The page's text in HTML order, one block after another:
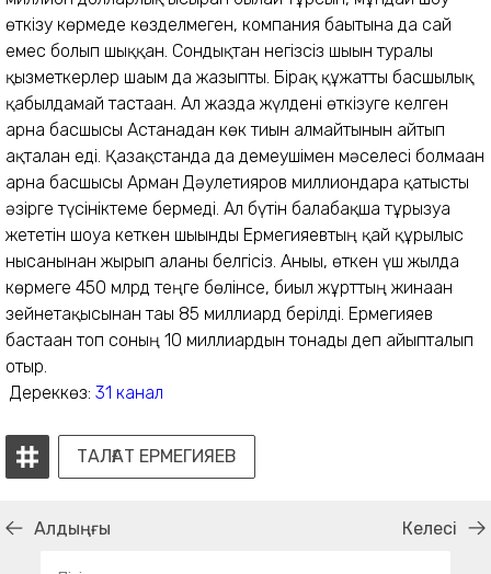
өткізу көрмеде көзделмеген, компания бағытына да сай
емес болып шыққан. Сондықтан негізсіз шығын туралы
қызметкерлер шағым да жазыпты. Бірақ құжатты басшылық
қабылдамай тастаған. Ал жазда жүлдені өткізуге келген
арна басшысы Астанадан көк тиын алмайтынын айтып
ақталған еді. Қазақстанда да демеушімен мәселесі болмаған
арна басшысы Арман Дәулетияров миллиондарға қатысты
әзірге түсініктеме бермеді. Ал бүтін балабақша тұрғызуға
жететін шоуға кеткен шығынды Ермегияевтың қай құрылыс
нысанынан жырып алғаны белгісіз. Анығы, өткен үш жылда
көрмеге 450 млрд теңге бөлінсе, биыл жұрттың жинаған
зейнетақысынан тағы 85 миллиард берілді. Ермегияев
бастаған топ соның 10 миллиардын тонады деп айыпталып
отыр.
Дереккөз: 31 канал
ТАЛҒАТ ЕРМЕГИЯЕВ
Алдыңғы Келесі